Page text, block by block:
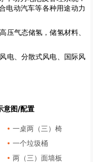
电动汽车等各种用途动力
压气态储氢，储氢材料、
电、分散式风电、国际风
意图/配置
一桌两（三）椅
一个垃圾桶
两（三）面墙板